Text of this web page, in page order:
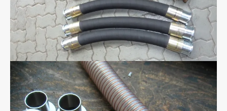
Polyurethan-Spiralschlauch